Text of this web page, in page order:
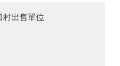
村出售單位